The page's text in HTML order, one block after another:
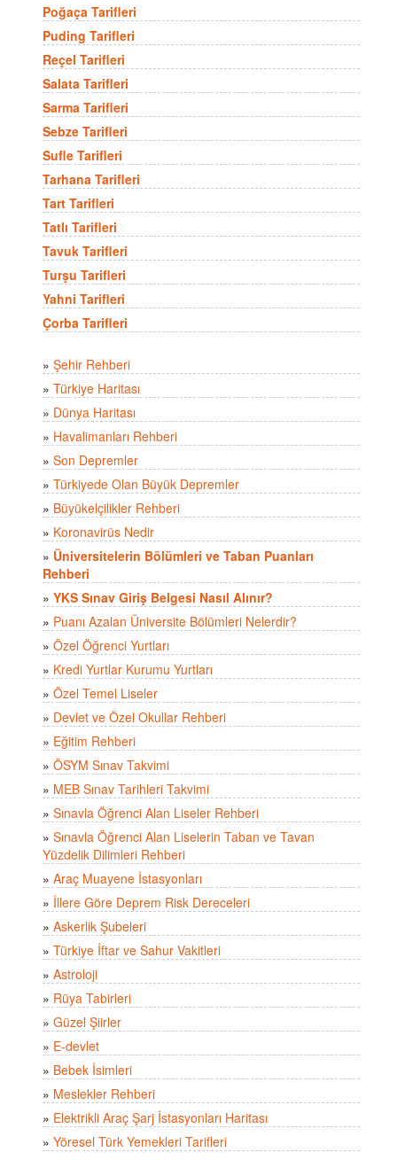
Poğaça Tarifleri
Puding Tarifleri
Reçel Tarifleri
Salata Tarifleri
Sarma Tarifleri
Sebze Tarifleri
Sufle Tarifleri
Tarhana Tarifleri
Tart Tarifleri
Tatlı Tarifleri
Tavuk Tarifleri
Turşu Tarifleri
Yahni Tarifleri
Çorba Tarifleri
» Şehir Rehberi
» Türkiye Haritası
» Dünya Haritası
» Havalimanları Rehberi
» Son Depremler
» Türkiyede Olan Büyük Depremler
» Büyükelçilikler Rehberi
» Koronavirüs Nedir
» Üniversitelerin Bölümleri ve Taban Puanları
Rehberi
» YKS Sınav Giriş Belgesi Nasıl Alınır?
» Puanı Azalan Üniversite Bölümleri Nelerdir?
» Özel Öğrenci Yurtları
» Kredi Yurtlar Kurumu Yurtları
» Özel Temel Liseler
» Devlet ve Özel Okullar Rehberi
» Eğitim Rehberi
» ÖSYM Sınav Takvimi
» MEB Sınav Tarihleri Takvimi
» Sınavla Öğrenci Alan Liseler Rehberi
» Sınavla Öğrenci Alan Liselerin Taban ve Tavan
Yüzdelik Dilimleri Rehberi
» Araç Muayene İstasyonları
» İllere Göre Deprem Risk Dereceleri
» Askerlik Şubeleri
» Türkiye İftar ve Sahur Vakitleri
» Astroloji
» Rüya Tabirleri
» Güzel Şiirler
» E-devlet
» Bebek İsimleri
» Meslekler Rehberi
» Elektrikli Araç Şarj İstasyonları Haritası
» Yöresel Türk Yemekleri Tarifleri